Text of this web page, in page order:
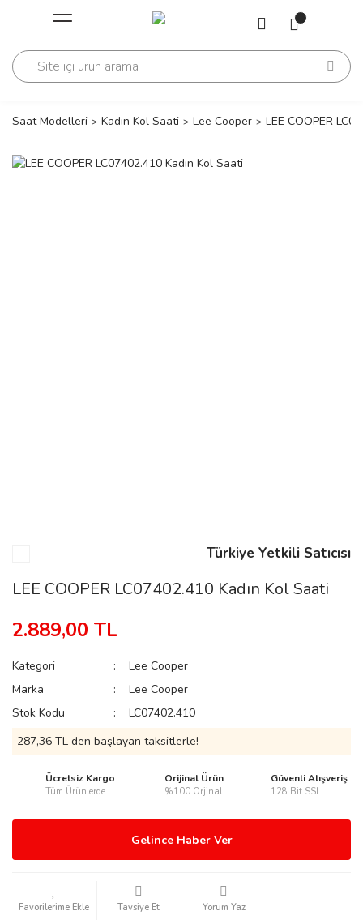
Geri Dön
Geri Dön
Saat Modelleri Kadın Kol Saati Lee Cooper LEE COOPER
Türkiye Yetkili Satıcısı
LEE COOPER LC07402.410 Kadın Kol Saati
2.889,00 TL
Kategori
Lee Cooper
Marka
Lee Cooper
Stok Kodu
LC07402.410
287,36 TL den başlayan taksitlerle!
Ücretsiz Kargo
Tüm Ürünlerde
Orijinal Ürün
%100 Orjinal
Güvenli Alışveriş
128 Bit SSL
Gelince Haber Ver
Tavsiye Et Yorum Yaz